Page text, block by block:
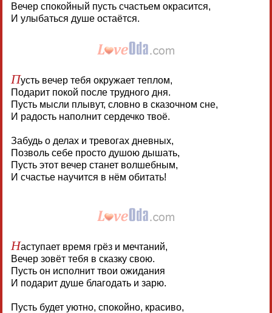
Вечер спокойный пусть счастьем окрасится,
И улыбаться душе остаётся.
Пусть вечер тебя окружает теплом,
Подарит покой после трудного дня.
Пусть мысли плывут, словно в сказочном сне,
И радость наполнит сердечко твоё.
Забудь о делах и тревогах дневных,
Позволь себе просто душою дышать,
Пусть этот вечер станет волшебным,
И счастье научится в нём обитать!
Наступает время грёз и мечтаний,
Вечер зовёт тебя в сказку свою.
Пусть он исполнит твои ожидания
И подарит душе благодать и зарю.
Пусть будет уютно, спокойно, красиво,